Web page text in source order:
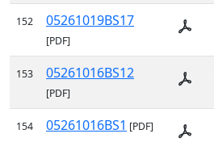
152 05261019BS17
[PDF]
153 05261016BS12
[PDF]
154 05261016BS1 [PDF]